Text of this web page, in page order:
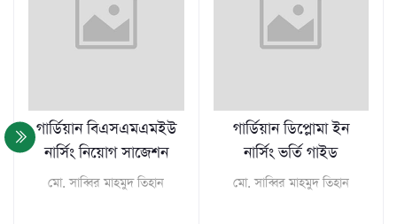
গার্ডিয়ান বিএসএমএমইউ
নার্সিং নিয়োগ সাজেশন
মো. সাব্বির মাহমুদ তিহান
গার্ডিয়ান ডিপ্লোমা ইন
নার্সিং ভর্তি গাইড
মো. সাব্বির মাহমুদ তিহান